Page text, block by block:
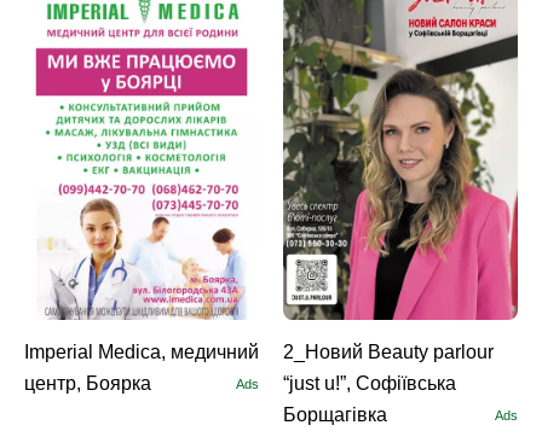
Imperial Medica, медичний
центр, Боярка
Ads
2_Новий Beauty parlour
“just u!”, Софіївська
Борщагівка
Ads